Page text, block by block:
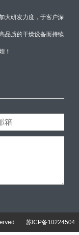
大研发力度，于客户深
品质的干燥设备而持续
！
苏ICP备10224504